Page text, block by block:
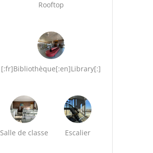
Rooftop
[:fr]Bibliothèque[:en]Library[:]
Salle de classe Escalier